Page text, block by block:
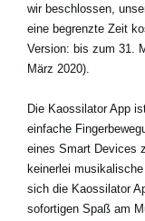
Neuigkeiten
Social Media
Über KORG
wir beschlossen,
eine begrenzte Zeit
Version: bis zum 31.
März 2020).
Die Kaossilator App
einfache
eines Smart Devices
keinerlei
sich die Kaossilator
sofortigen Spaß am